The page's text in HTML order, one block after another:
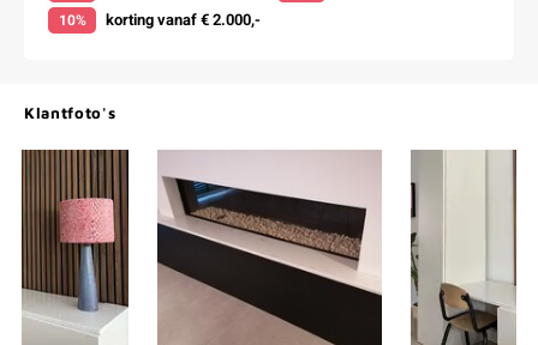
10% korting vanaf € 2.000,-
Klantfoto's